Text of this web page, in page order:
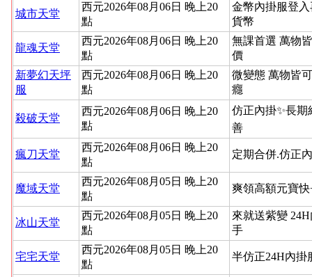
城市天堂
西元2026年08月06日 晚上20
點
金幣內掛服登
貨幣
龍魂天堂
西元2026年08月06日 晚上20
點
無課首選 萬物
價
新夢幻天坪
服
西元2026年08月06日 晚上20
點
微變態 萬物皆
癮
殺破天堂
西元2026年08月06日 晚上20
點
仿正內掛✨長
善
瘋刀天堂
西元2026年08月06日 晚上20
點
定期合併.仿正
魔域天堂
西元2026年08月05日 晚上20
點
爽領高額元寶
冰山天堂
西元2026年08月05日 晚上20
點
來就送紫變
手
宅宅天堂
西元2026年08月05日 晚上20
點
半仿正24H內掛